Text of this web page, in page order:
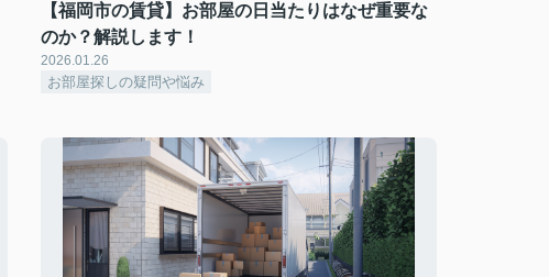
【福岡市の賃貸】お部屋の日当たりはなぜ重要な
のか？解説します！
2026.01.26
お部屋探しの疑問や悩み